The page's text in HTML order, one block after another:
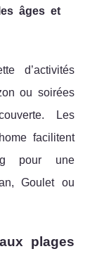
âges et
d’activités
ou soirées
Les
facilitent
pour une
Goulet ou
plages